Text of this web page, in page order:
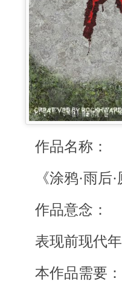
作品名称：
《涂鸦·雨后·
作品意念：
表现前现代年
本作品需要：